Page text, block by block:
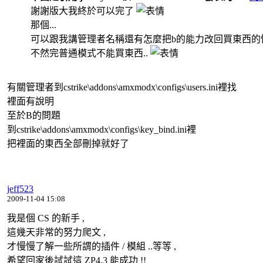
謝謝版大我終於可以完了
那個...
可以跟我講管理者名稱還有怎麼把b的能力改回買東西的
不然完普通模式不能買東西..
有關管理者到cstrike\addons\amxmodx\configs\users.ini裡找
裡面有說明
至於B的問題
到cstrike\addons\amxmodx\configs\key_bind.ini裡
把裡面的東西全部刪掉就好了
jeff523
2009-11-04 15:08
我是個 CS 的新手 ,
這幾天非常的努力爬文 ,
才慢慢了解一些所謂的插件 / 模組 ..等等 ,
希望回家後試試這 ZP4.3 能成功 !!